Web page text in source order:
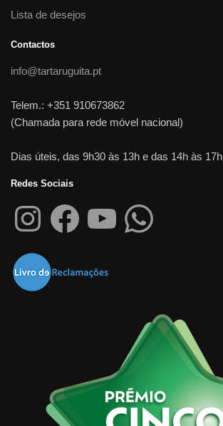
Lista de desejos
Contactos
info@tartaruguita.pt
Telem.: +351 910673862
(Chamada para rede móvel nacional)
Dias úteis, das 9h30 às 13h e das 14h às 17h
Redes Sociais